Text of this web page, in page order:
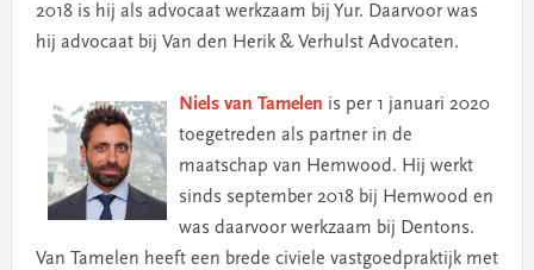
2018 is hij als advocaat werkzaam bij Yur. Daarvoor was
hij advocaat bij Van den Herik & Verhulst Advocaten.
Niels van Tamelen is per 1 januari 2020
toegetreden als partner in de
maatschap van Hemwood. Hij werkt
sinds september 2018 bij Hemwood en
was daarvoor werkzaam bij Dentons.
Van Tamelen heeft een brede civiele vastgoedpraktijk met